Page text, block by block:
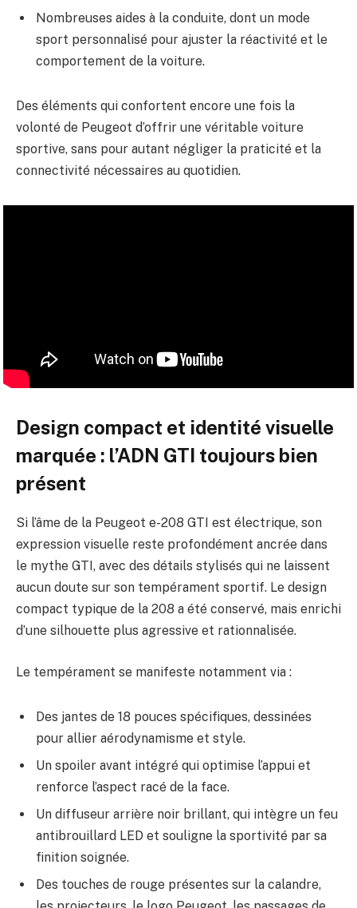
Nombreuses aides à la conduite, dont un mode
sport personnalisé pour ajuster la réactivité et le
comportement de la voiture.
Des éléments qui confortent encore une fois la
volonté de Peugeot d’offrir une véritable voiture
sportive, sans pour autant négliger la praticité et la
connectivité nécessaires au quotidien.
Design compact et identité visuelle
marquée : l’ADN GTI toujours bien
présent
Si l’âme de la Peugeot e-208 GTI est électrique, son
expression visuelle reste profondément ancrée dans
le mythe GTI, avec des détails stylisés qui ne laissent
aucun doute sur son tempérament sportif. Le design
compact typique de la 208 a été conservé, mais enrichi
d’une silhouette plus agressive et rationnalisée.
Le tempérament se manifeste notamment via :
Des jantes de 18 pouces spécifiques, dessinées
pour allier aérodynamisme et style.
Un spoiler avant intégré qui optimise l’appui et
renforce l’aspect racé de la face.
Un diffuseur arrière noir brillant, qui intègre un feu
antibrouillard LED et souligne la sportivité par sa
finition soignée.
Des touches de rouge présentes sur la calandre,